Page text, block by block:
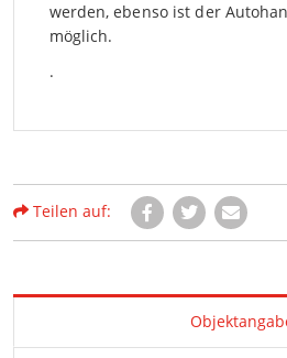
werden, ebenso ist der
möglich.
.
Teilen auf: